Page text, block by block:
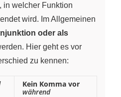
in welcher Funktion
wird. Im Allgemeinen
oder als
Hier geht es vor
zu kennen:
Kein Komma vor
während